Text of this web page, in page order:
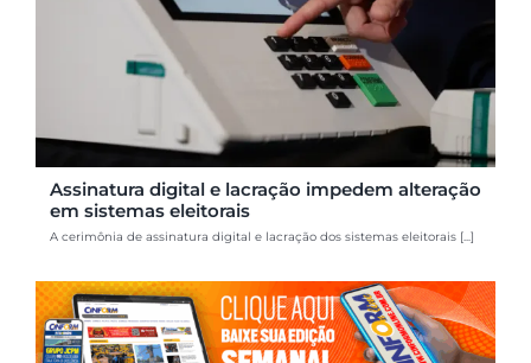
Assinatura digital e lacração impedem alteração
em sistemas eleitorais
A cerimônia de assinatura digital e lacração dos sistemas eleitorais [...]